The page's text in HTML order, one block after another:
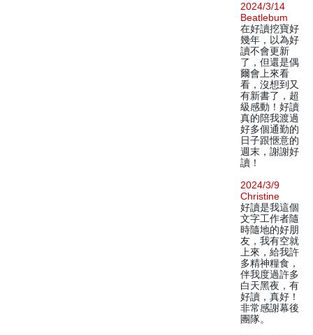
2024/3/14
Beatlebum
在好讀挖寶好
幾年，以為好
讀不會更新
了，但還是偶
爾會上來看
看，沒想到又
有新書了，超
級感動！好讀
真的陪我渡過
好多個通勤的
日子跟愜意的
週末，謝謝好
讀！
2024/3/9
Christine
好讀是我這個
文字工作者隨
時隨地的好朋
友，我有空就
上來，給我許
多精神糧食，
伴我度過許多
白天黑夜，有
好讀，真好！
非常感謝幕後
團隊。